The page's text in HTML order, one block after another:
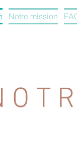
Notre mission
O T